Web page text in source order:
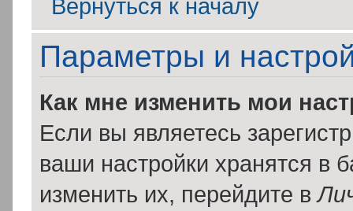
Вернуться к началу
Параметры и
Как мне изменить мои
Если вы являетесь
ваши настройки хранятся в
изменить их, перейдите в